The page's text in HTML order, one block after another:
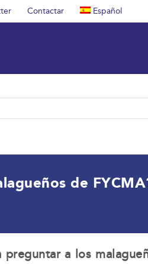
Contactar Español
de
preguntar a los